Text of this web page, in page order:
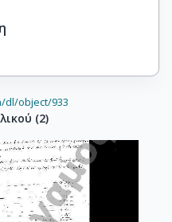
dl/object/933
(2)